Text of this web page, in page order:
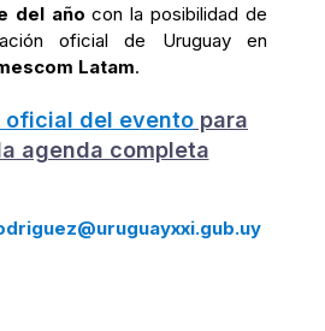
del año con la posibilidad de
oficial de Uruguay en
Latam.
oficial del evento para
agenda completa